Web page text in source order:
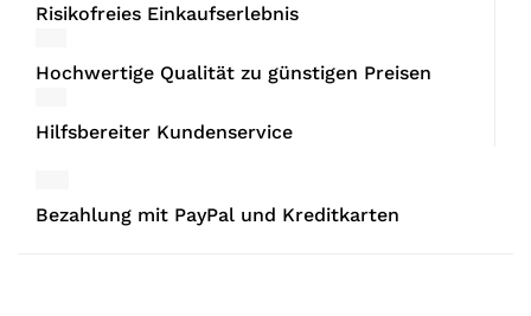
Risikofreies Einkaufserlebnis
Hochwertige Qualität zu günstigen Preisen
Hilfsbereiter Kundenservice
Bezahlung mit PayPal und Kreditkarten